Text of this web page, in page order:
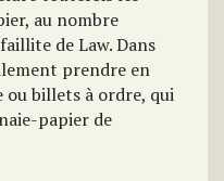
au nombre
de Law. Dans
prendre en
ou billets à ordre, qui
papier de